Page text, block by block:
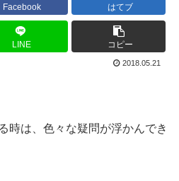
Facebook はてブ
LINE コピー
2018.05.21
時は、色々な疑問が浮かんでき